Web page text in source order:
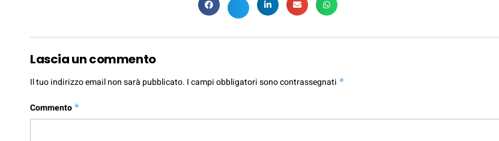
Lascia un commento
Il tuo indirizzo email non sarà pubblicato. I campi obbligatori sono contrassegnati *
Commento *